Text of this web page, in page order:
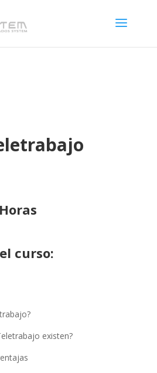
curso:
existen?